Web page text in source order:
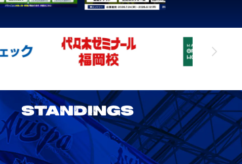
2026/27 明治安田J1リーグ 第3節
アビスパ福岡 vs 鹿島アントラーズ
STANDINGS